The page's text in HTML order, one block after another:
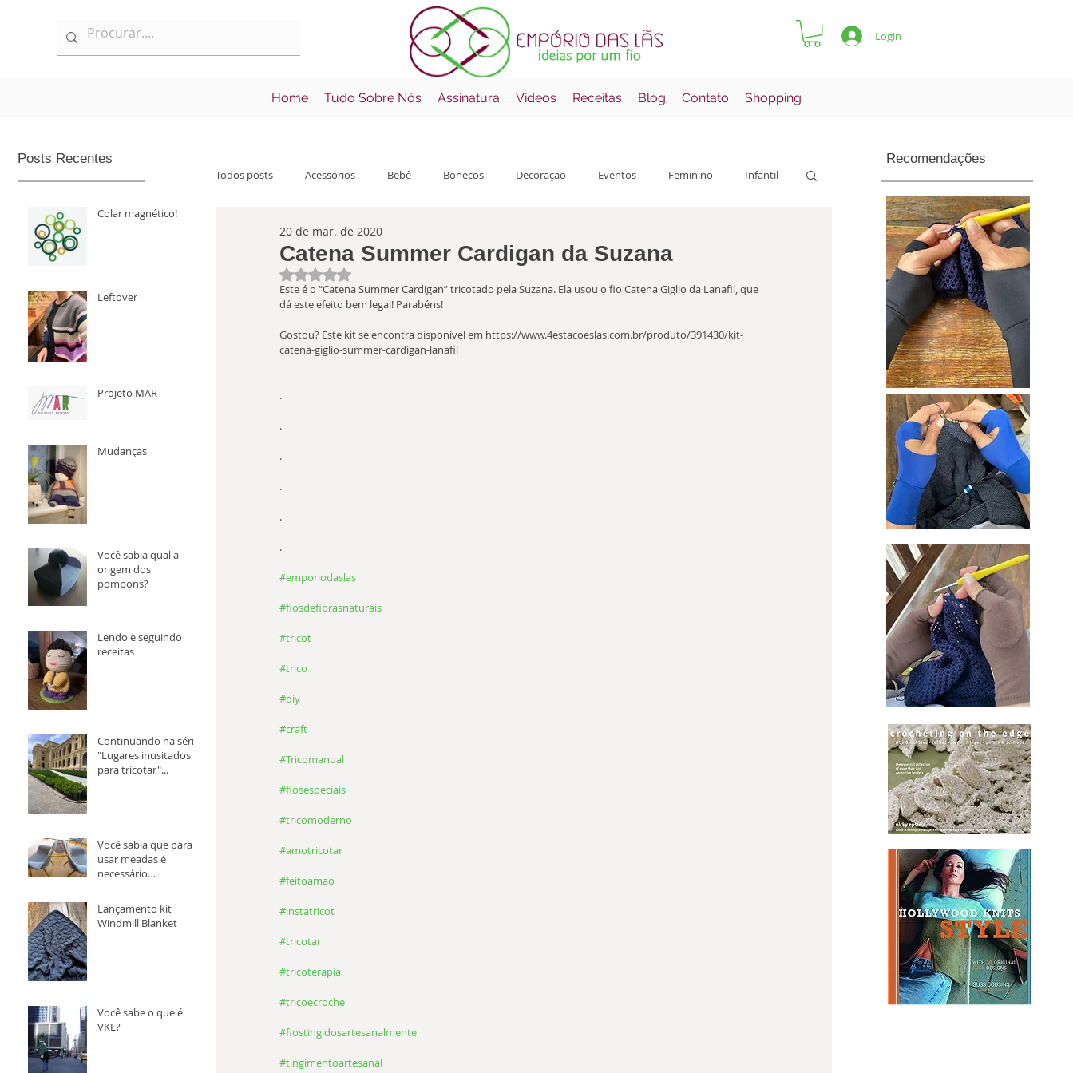
Login
Home Tudo Sobre Nós Assinatura Videos Receitas Blog Contato Shopping
Posts Recentes
Colar magnético!
Leftover
Projeto MAR
Mudanças
Você sabia qual a
origem dos
pompons?
Lendo e seguindo
receitas
Continuando na série
"Lugares inusitados
para tricotar"...
Você sabia que para
usar meadas é
necessário
novelo antes?
Lançamento kit
Windmill Blanket
Você sabe o que é
VKL?
Todos posts Acessórios Bebê Bonecos Decoração Eventos Feminino Infantil
Informações Lançamentos
Catena Summer Cardigan da Suzana
20 de mar. de 2020
Avaliado com NaN de 5 estrelas.
Este é o “Catena Summer Cardigan” tricotado pela Suzana. Ela usou o fio Catena Giglio da Lanafil, que
dá este efeito bem legal! Parabéns!
Gostou? Este kit se encontra disponível em https://www.4estacoeslas.com.br/produto/391430/kit-
catena-giglio-summer-cardigan-lanafil
.
.
.
.
.
.
#emporiodaslas
#fiosdefibrasnaturais
#tricot
#trico
#diy
#craft
#Tricomanual
#fiosespeciais
#tricomoderno
#amotricotar
#feitoamao
#instatricot
#tricotar
#tricoterapia
#tricoecroche
#fiostingidosartesanalmente
#tingimentoartesanal
Recomendações